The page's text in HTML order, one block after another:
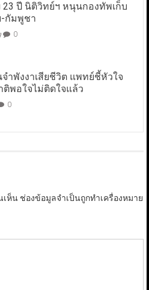
ปี นิติวิทย์ฯ หนุนกองทัพเก็บ
กัมพูชา
0
จำพังงาเสียชีวิต แพทย์ชี้หัวใจ
ติพอใจไม่ติดใจแล้ว
0
เห็น ช่องข้อมูลจำเป็นถูกทำเครื่องหมาย